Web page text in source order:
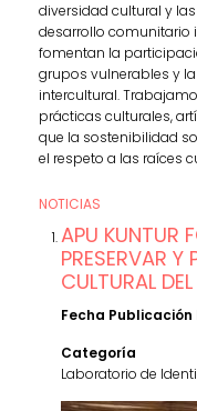
diversidad cultural y
desarrollo comunitario
fomentan la
grupos vulnerables y
intercultural.
prácticas culturales,
que la sostenibilidad
el respeto a las raíces
NOTICIAS
APU KUNTUR
PRESERVAR Y
CULTURAL
Fecha Publicación
Categoría
Laboratorio de